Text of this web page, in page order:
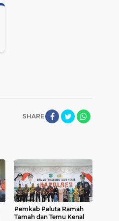
SHARE
Pemkab Paluta Ramah
Tamah dan Temu Kenal